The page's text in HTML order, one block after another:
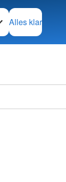
Alles klar